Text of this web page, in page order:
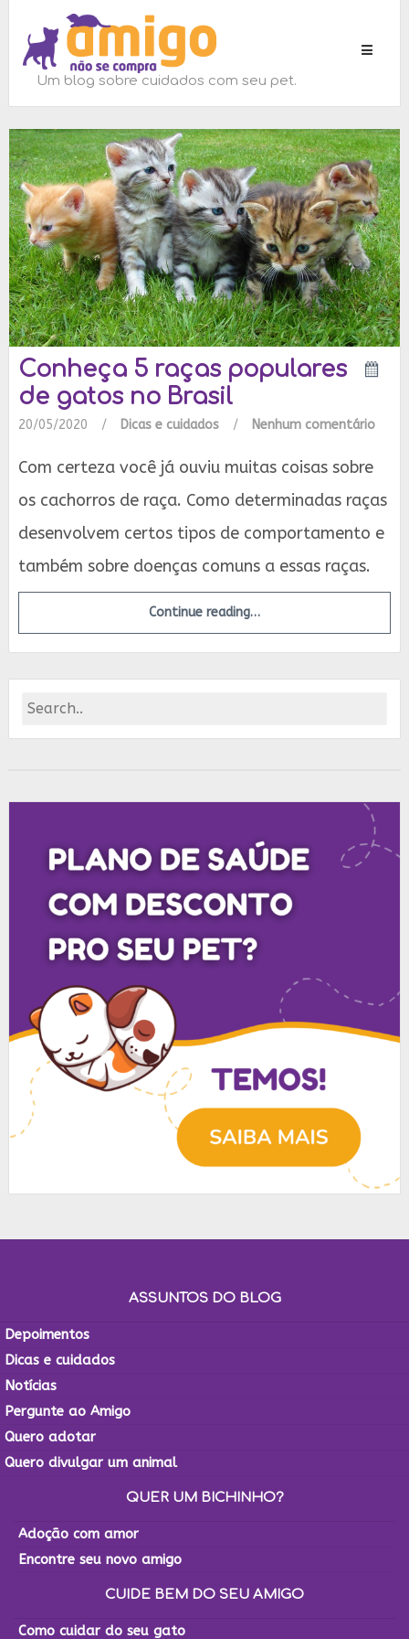
Toggle
Um blog sobre cuidados com seu pet.
Conheça 5 raças populares
de gatos no Brasil
20/05/2020 / Dicas e cuidados / Nenhum comentário
Com certeza você já ouviu muitas coisas sobre
os cachorros de raça. Como determinadas raças
desenvolvem certos tipos de comportamento e
também sobre doenças comuns a essas raças.
Continue reading…
ASSUNTOS DO BLOG
Depoimentos
Dicas e cuidados
Notícias
Pergunte ao Amigo
Quero adotar
Quero divulgar um animal
QUER UM BICHINHO?
Adoção com amor
Encontre seu novo amigo
CUIDE BEM DO SEU AMIGO
Como cuidar do seu gato